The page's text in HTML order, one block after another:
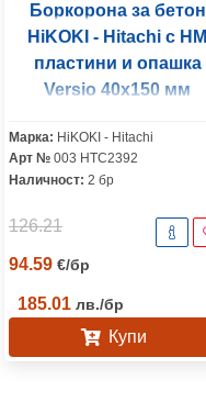
Боркорона за бетон
HiKOKI - Hitachi с HM
пластини и опашка
Versio 40х150 мм
Марка: HiKOKI - Hitachi
Арт № 003 HTC2392
Наличност: 2 бр
126.21
94.59 €/бр
185.01 лв./бр
Купи